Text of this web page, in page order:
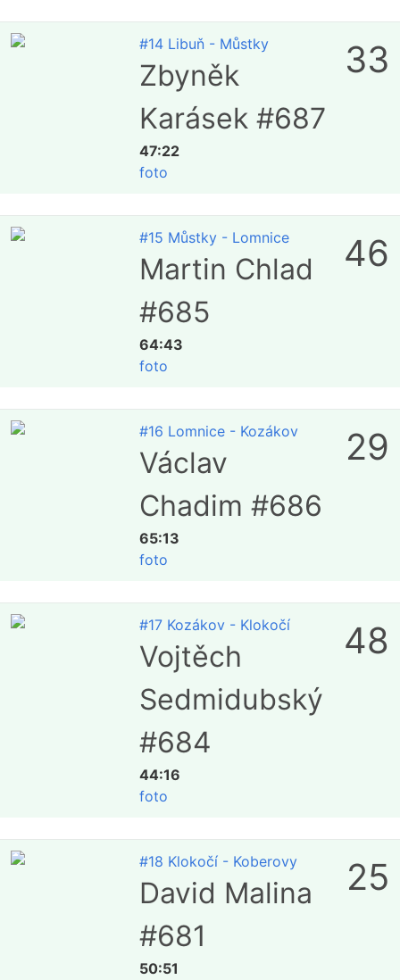
#14 Libuň - Můstky
Zbyněk
Karásek #687
47:22
foto
33
#15 Můstky - Lomnice
Martin Chlad
#685
64:43
foto
46
#16 Lomnice - Kozákov
Václav
Chadim #686
65:13
foto
29
#17 Kozákov - Klokočí
Vojtěch
Sedmidubský
#684
44:16
foto
48
#18 Klokočí - Koberovy
David Malina
#681
50:51
25